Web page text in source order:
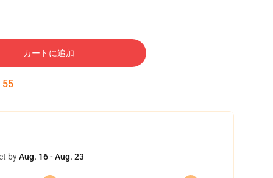
カートに追加
54
byAug. 16 - Aug. 23